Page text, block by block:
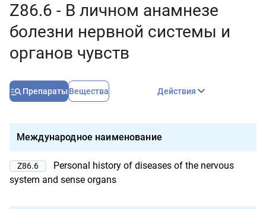
Z86.6 - В личном анамнезе
болезни нервной системы и
органов чувств
Препараты Вещества Действия
Международное наименование
Z86.6
Personal history of diseases of the nervous
system and sense organs